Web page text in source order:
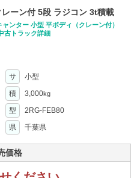
ーン付 5段 ラジコン 3t積載
ャンター 小型 平ボディ（クレーン付）
古トラック詳細
サ
小型
積 3,000kg
型
2RG-FEB80
県 千葉県
価格